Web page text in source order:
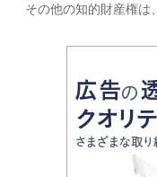
その他の知的財産権は